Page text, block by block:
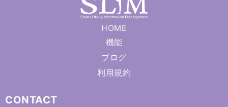
HOME
機能
ブログ
利用規約
CONTACT